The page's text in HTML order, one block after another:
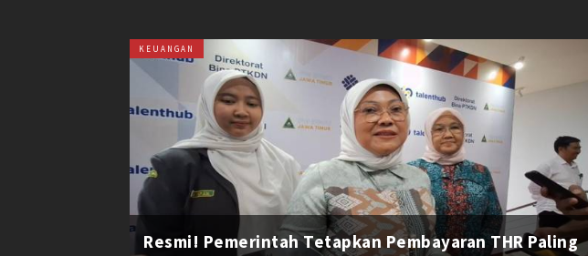
KEUANGAN
Resmi! Pemerintah Tetapkan Pembayaran THR Paling